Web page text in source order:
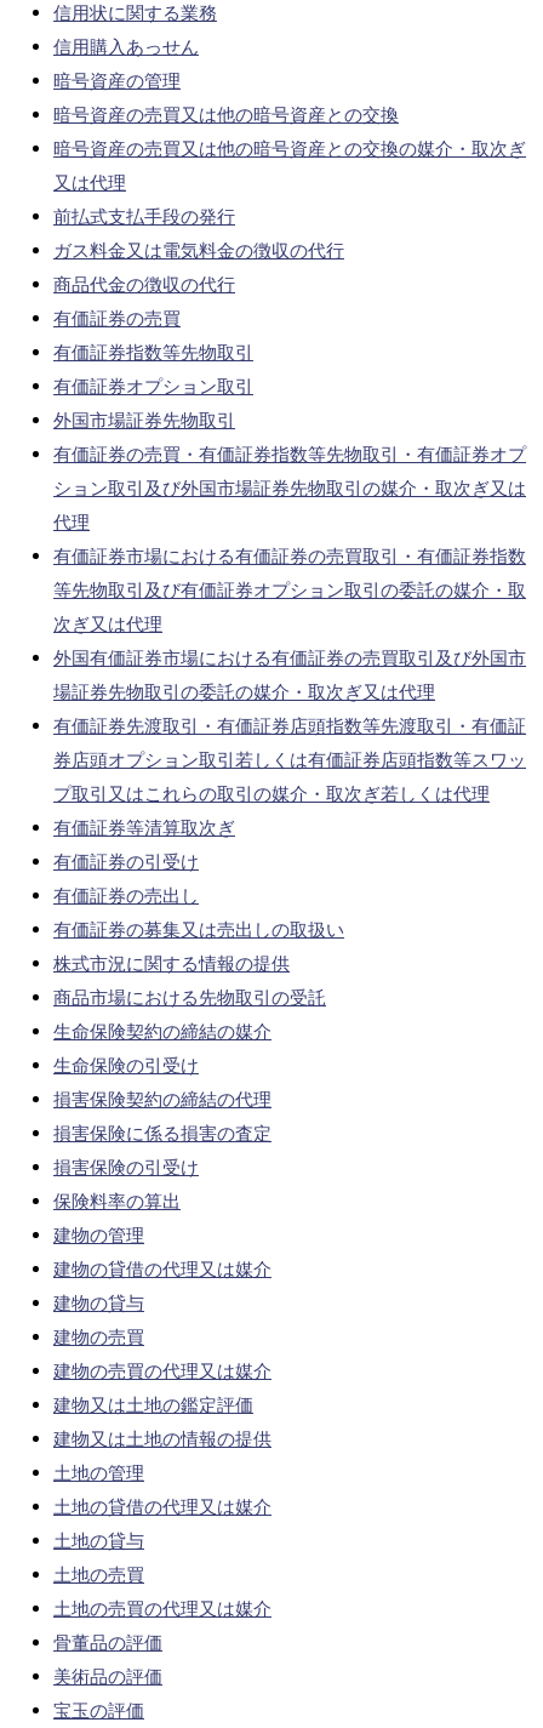
信用状に関する業務
信用購入あっせん
暗号資産の管理
暗号資産の売買又は他の暗号資産との交換
暗号資産の売買又は他の暗号資産との交換の媒介・取次ぎ
又は代理
前払式支払手段の発行
ガス料金又は電気料金の徴収の代行
商品代金の徴収の代行
有価証券の売買
有価証券指数等先物取引
有価証券オプション取引
外国市場証券先物取引
有価証券の売買・有価証券指数等先物取引・有価証券オプ
ション取引及び外国市場証券先物取引の媒介・取次ぎ又は
代理
有価証券市場における有価証券の売買取引・有価証券指数
等先物取引及び有価証券オプション取引の委託の媒介・取
次ぎ又は代理
外国有価証券市場における有価証券の売買取引及び外国市
場証券先物取引の委託の媒介・取次ぎ又は代理
有価証券先渡取引・有価証券店頭指数等先渡取引・有価証
券店頭オプション取引若しくは有価証券店頭指数等スワッ
プ取引又はこれらの取引の媒介・取次ぎ若しくは代理
有価証券等清算取次ぎ
有価証券の引受け
有価証券の売出し
有価証券の募集又は売出しの取扱い
株式市況に関する情報の提供
商品市場における先物取引の受託
生命保険契約の締結の媒介
生命保険の引受け
損害保険契約の締結の代理
損害保険に係る損害の査定
損害保険の引受け
保険料率の算出
建物の管理
建物の貸借の代理又は媒介
建物の貸与
建物の売買
建物の売買の代理又は媒介
建物又は土地の鑑定評価
建物又は土地の情報の提供
土地の管理
土地の貸借の代理又は媒介
土地の貸与
土地の売買
土地の売買の代理又は媒介
骨董品の評価
美術品の評価
宝玉の評価